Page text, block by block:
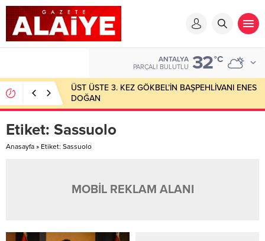
ANTALYA
PARÇALI BULUTLU 32°C
ÜST ÜSTE 3. KEZ GÖKBEL’İN BAŞPEHLİVANI ENES
DOĞAN
Etiket: Sassuolo
Anasayfa » Etiket: Sassuolo
MOBİL REKLAM ALANI